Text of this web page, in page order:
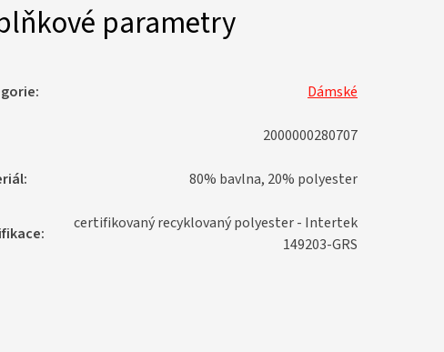
parametry
: Dámské
2000000280707
: 80% bavlna, 20% polyester
:
certifikovaný recyklovaný polyester - Intertek
149203-GRS